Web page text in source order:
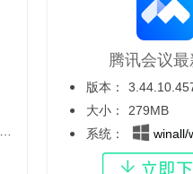
腾讯会议
版本：
大小：
279MB
系统：
winall/